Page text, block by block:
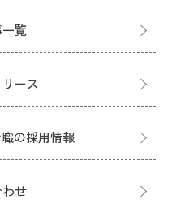
覧
ース
の採用情報
せ